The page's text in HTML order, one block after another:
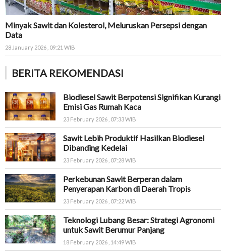
Minyak Sawit dan Kolesterol, Meluruskan Persepsi dengan
Data
28 January 2026 , 09:21 WIB
BERITA REKOMENDASI
Biodiesel Sawit Berpotensi Signifikan Kurangi
Emisi Gas Rumah Kaca
23 February 2026 , 07:33 WIB
Sawit Lebih Produktif Hasilkan Biodiesel
Dibanding Kedelai
23 February 2026 , 07:28 WIB
Perkebunan Sawit Berperan dalam
Penyerapan Karbon di Daerah Tropis
23 February 2026 , 07:22 WIB
Teknologi Lubang Besar: Strategi Agronomi
untuk Sawit Berumur Panjang
18 February 2026 , 14:49 WIB